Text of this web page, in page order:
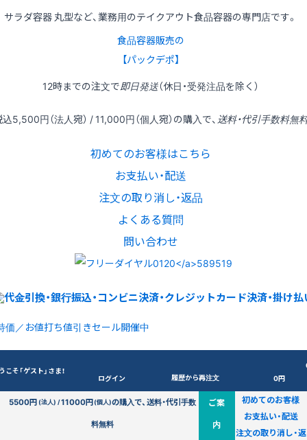
サラダ容器 丸型など、業務用のテイクアウト食品容器の専門店です。
食品容器販売の
【パックデポ】
12時までの注文で即日発送（休日・受発注品を除く）
込5,500円（法人宛） / 11,000円（個人宛）の購入で、 送料・代引手数料無
初めてのお客様はこちら
お支払い・配送
注文の取り消し・返品
よくある質問
問い合わせ
価／お値打ち値引きセール開催中
こそ「ゲスト」さま！
ログイン 履歴から再注文
0円
5500円(法人) /11000円(個人)の購入で、送料・代引手数
料無料
ご案
内
初めてのお客様
お支払い・配送
注文の取り消し・返